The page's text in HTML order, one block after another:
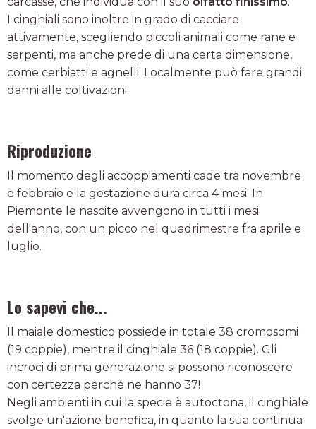
I cinghiali sono inoltre in grado di cacciare
attivamente, scegliendo piccoli animali come rane e
serpenti, ma anche prede di una certa dimensione,
come cerbiatti e agnelli. Localmente può fare grandi
danni alle coltivazioni.
Riproduzione
Il momento degli accoppiamenti cade tra novembre
e febbraio e la gestazione dura circa 4 mesi. In
Piemonte le nascite avvengono in tutti i mesi
dell'anno, con un picco nel quadrimestre fra aprile e
luglio.
Lo sapevi che...
Il maiale domestico possiede in totale 38 cromosomi
(19 coppie), mentre il cinghiale 36 (18 coppie). Gli
incroci di prima generazione si possono riconoscere
con certezza perché ne hanno 37!
Negli ambienti in cui la specie è autoctona, il cinghiale
svolge un'azione benefica, in quanto la sua continua